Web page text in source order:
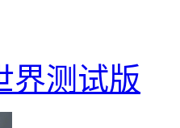
界测试版